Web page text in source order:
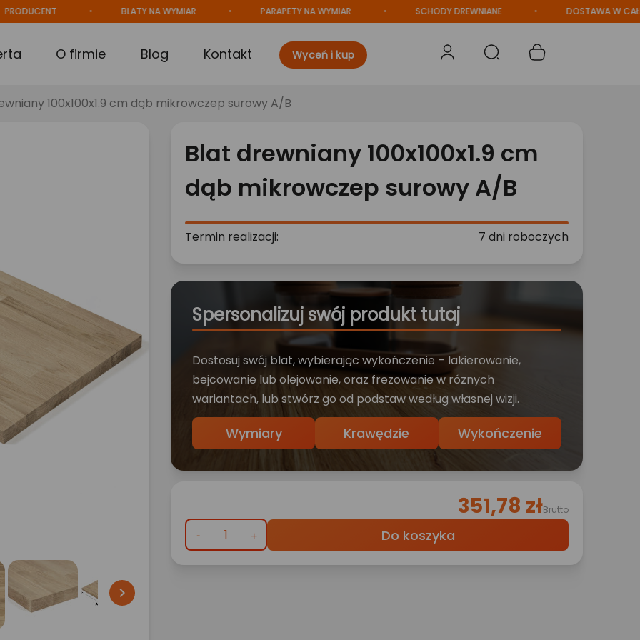
BLATY NA WYMIAR PARAPETY NA WYMIAR SCHODY DREWNIANE DOSTAWA W CAŁEJ
O firmie Blog Kontakt Wyceń i kup
100x100x1.9 cm dąb mikrowczep surowy A/B

Blat drewniany 100x100x1.9 cm
dąb mikrowczep surowy A/B
Termin realizacji: 7 dni roboczych
Spersonalizuj swój produkt tutaj
Dostosuj swój blat, wybierając wykończenie – lakierowanie,
bejcowanie lub olejowanie, oraz frezowanie w różnych
wariantach, lub stwórz go od podstaw według własnej wizji.
Wymiary Krawędzie Wykończenie
351,78 złBrutto
Do koszyka